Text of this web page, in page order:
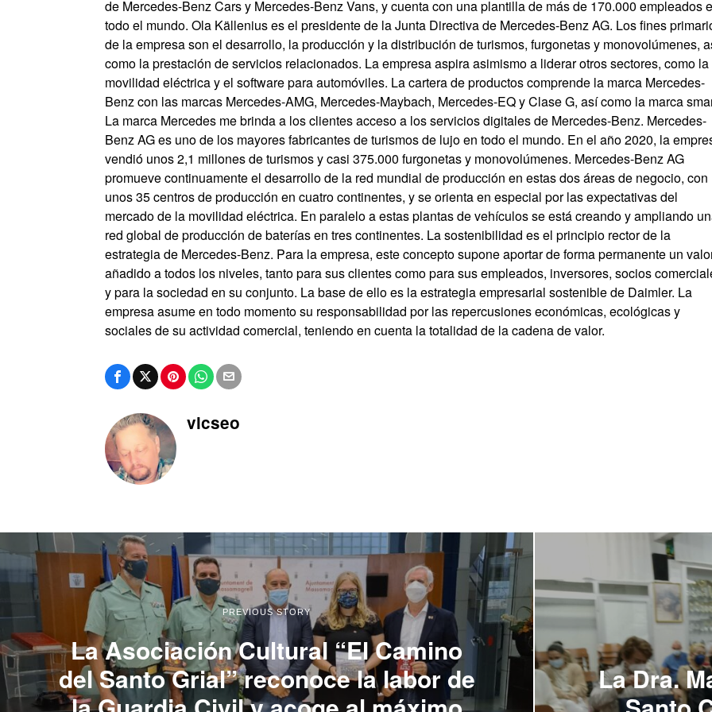
de Mercedes-Benz Cars y Mercedes-Benz Vans, y cuenta con una plantilla de más de 170.000 empleados
todo el mundo. Ola Källenius es el presidente de la Junta Directiva de Mercedes-Benz AG. Los fines
de la empresa son el desarrollo, la producción y la distribución de turismos, furgonetas y monovolúmenes,
como la prestación de servicios relacionados. La empresa aspira asimismo a liderar otros sectores, como la
movilidad eléctrica y el software para automóviles. La cartera de productos comprende la marca Mercedes-
Benz con las marcas Mercedes-AMG, Mercedes-Maybach, Mercedes-EQ y Clase G, así como la marca
La marca Mercedes me brinda a los clientes acceso a los servicios digitales de Mercedes-Benz. Mercedes-
Benz AG es uno de los mayores fabricantes de turismos de lujo en todo el mundo. En el año 2020, la
vendió unos 2,1 millones de turismos y casi 375.000 furgonetas y monovolúmenes. Mercedes-Benz AG
promueve continuamente el desarrollo de la red mundial de producción en estas dos áreas de negocio, con
unos 35 centros de producción en cuatro continentes, y se orienta en especial por las expectativas del
mercado de la movilidad eléctrica. En paralelo a estas plantas de vehículos se está creando y ampliando
red global de producción de baterías en tres continentes. La sostenibilidad es el principio rector de la
estrategia de Mercedes-Benz. Para la empresa, este concepto supone aportar de forma permanente un
añadido a todos los niveles, tanto para sus clientes como para sus empleados, inversores, socios
y para la sociedad en su conjunto. La base de ello es la estrategia empresarial sostenible de Daimler. La
empresa asume en todo momento su responsabilidad por las repercusiones económicas, ecológicas y
sociales de su actividad comercial, teniendo en cuenta la totalidad de la cadena de valor.
vlcseo
PREVIOUS STORY
La Asociación Cultural “El Camino
del Santo Grial” reconoce la labor de
La Dra.